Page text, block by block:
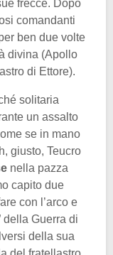
frecce. Dopo
comandanti
ben due volte
divina (Apollo
di Ettore).
solitaria
un assalto
se in mano
giusto, Teucro
nella pazza
capito due
con l’arco e
della Guerra di
della sua